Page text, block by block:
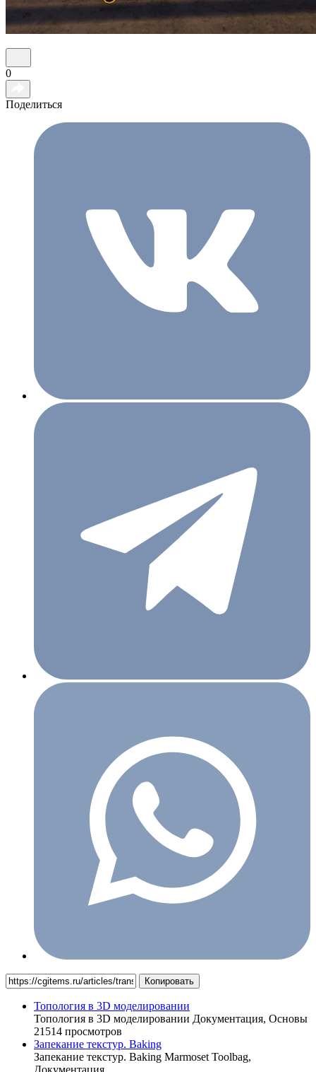
0
Поделиться
Копировать
Топология в 3D моделировании
Топология в 3D моделировании Документация, Основы
21514 просмотров
Запекание текстур. Baking
Запекание текстур. Baking Marmoset Toolbag,
Документация